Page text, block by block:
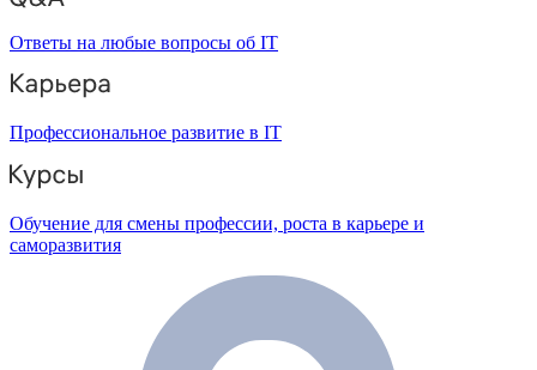
Ответы на любые вопросы об IT
Профессиональное развитие в IT
Обучение для смены профессии, роста в карьере и
саморазвития